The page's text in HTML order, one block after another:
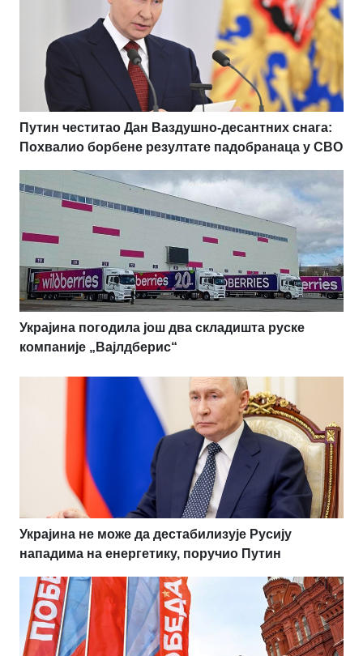
Путин честитао Дан Ваздушно-десантних снага:
Похвалио борбене резултате падобранаца у СВО
Украјина погодила још два складишта руске
компаније „Вајлдберис“
Украјина не може да дестабилизује Русију
нападима на енергетику, поручио Путин